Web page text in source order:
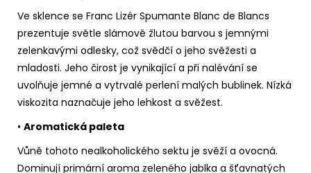
Ve sklence se Franc Lizér Spumante Blanc de Blancs
prezentuje světle slámově žlutou barvou s jemnými
zelenkavými odlesky, což svědčí o jeho svěžesti a
mladosti. Jeho čirost je vynikající a při nalévání se
uvolňuje jemné a vytrvalé perlení malých bublinek. Nízká
viskozita naznačuje jeho lehkost a svěžest.
• Aromatická paleta
Vůně tohoto nealkoholického sektu je svěží a ovocná.
Dominují primární aroma zeleného jablka a šťavnatých